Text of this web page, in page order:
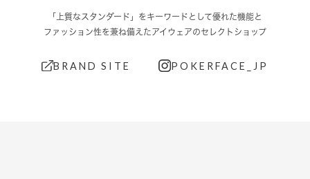
「上質なスタンダード」をキーワードとして優れた機能と
ファッション性を兼ね備えたアイウェアのセレクトショップ
BRAND SITE POKERFACE_JP